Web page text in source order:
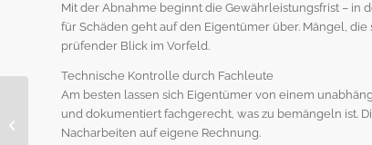
Mit der Abnahme beginnt die Gewährleistungsfrist – in
für Schäden geht auf den Eigentümer über. Mängel,
prüfender Blick im Vorfeld.
Technische Kontrolle durch Fachleute
Am besten lassen sich Eigentümer von einem
und dokumentiert fachgerecht, was zu bemängeln ist.
Nacharbeiten auf eigene Rechnung.
Zweitimmobilie
finanzieren: Was
Banken erwarten –